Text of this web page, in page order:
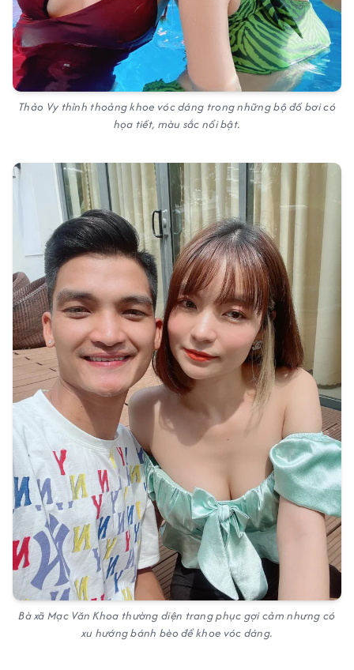
Thảo Vy thỉnh thoảng khoe vóc dáng trong những bộ đồ bơi có
họa tiết, màu sắc nổi bật.
Bà xã Mạc Văn Khoa thường diện trang phục gợi cảm nhưng có
xu hướng bánh bèo để khoe vóc dáng.